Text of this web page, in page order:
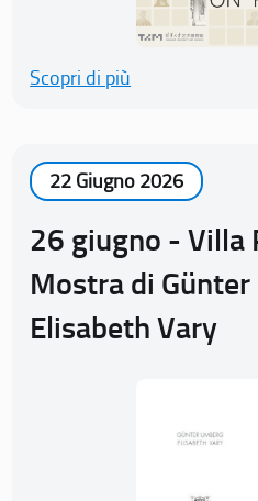
Scopri di più
22 Giugno 2026
26 giugno - Villa
Mostra di Günter
Elisabeth Vary